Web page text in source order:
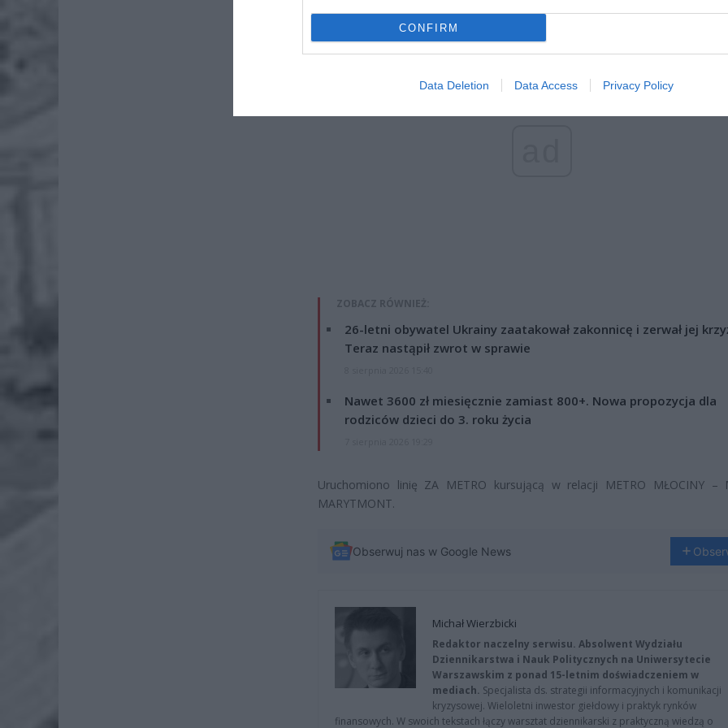
CONFIRM
Data Deletion Data Access Privacy Policy
ZOBACZ RÓWNIEŻ:
26-letni obywatel Ukrainy zaatakował zakonnicę i zerwał jej
Teraz nastąpił zwrot w sprawie
Nawet 3600 zł miesięcznie zamiast 800+. Nowa propozycja dla
rodziców dzieci do 3. roku życia
Uruchomiono linię ZA METRO kursującą w relacji METRO MŁOCINY –
MARYTMONT.
Obserwuj nas w Google News
Michał Wierzbicki
Redaktor naczelny serwisu. Absolwent Wydziału
Dziennikarstwa i Nauk Politycznych na Uniwersytecie
Warszawskim z ponad 15-letnim doświadczeniem w
mediach. Specjalista ds. strategii informacyjnych i komunikacji
kryzysowej. Wieloletni inwestor giełdowy i praktyk rynków
finansowych. W swoich tekstach łączy warsztat dziennikarski z praktyczną wiedzą o